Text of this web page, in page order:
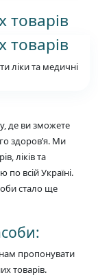
ліки та медичні
де ви зможете
здоров’я. Ми
ліків та
по всій Україні.
стало ще
пропонувати
товарів.